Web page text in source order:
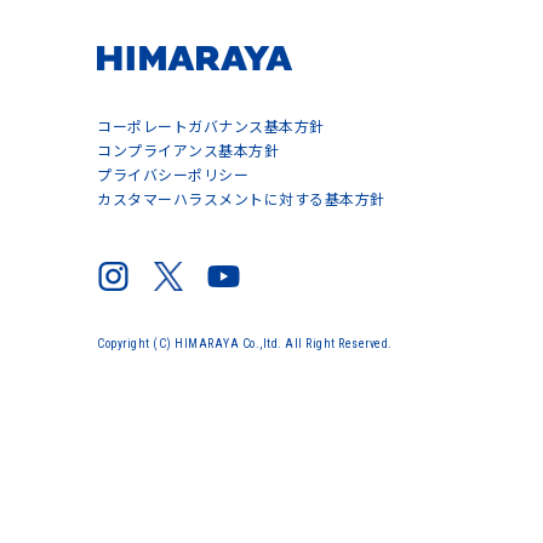
コーポレートガバナンス基本方針
コンプライアンス基本方針
プライバシーポリシー
カスタマーハラスメントに対する基本方針
Copyright (C) HIMARAYA Co.,ltd. All Right Reserved.